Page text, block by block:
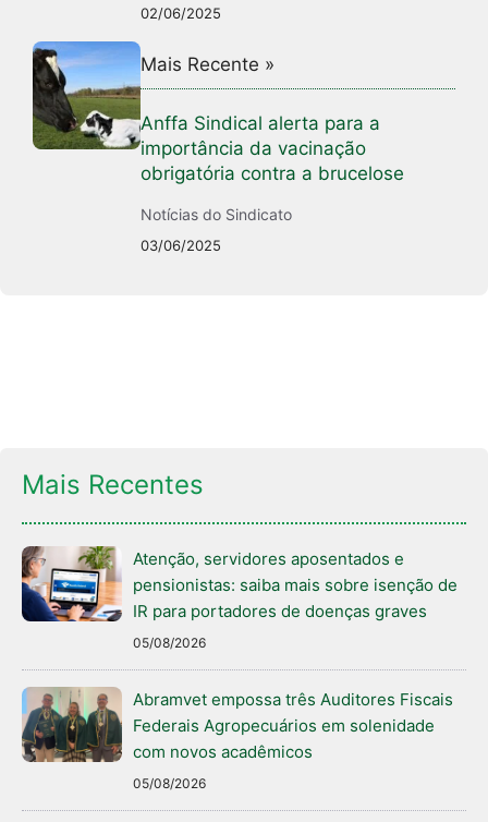
02/06/2025
Mais Recente »
Anffa Sindical alerta para a
importância da vacinação
obrigatória contra a brucelose
Notícias do Sindicato
03/06/2025
Mais Recentes
Atenção, servidores aposentados e
pensionistas: saiba mais sobre isenção de
IR para portadores de doenças graves
05/08/2026
Abramvet empossa três Auditores Fiscais
Federais Agropecuários em solenidade
com novos acadêmicos
05/08/2026